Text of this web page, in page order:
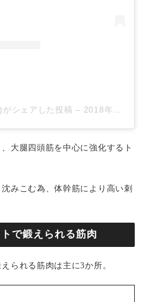
シェアした投稿 – 2018年12月月25日午前3時09分PST
大腿四頭筋を中心に強化するト
みこむ為、体幹筋により高い刺
で鍛えられる筋肉
られる筋肉は主に3か所。